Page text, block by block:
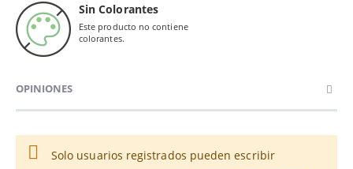
Sin Colorantes
Este producto no contiene
colorantes.
OPINIONES
Solo usuarios registrados pueden escribir